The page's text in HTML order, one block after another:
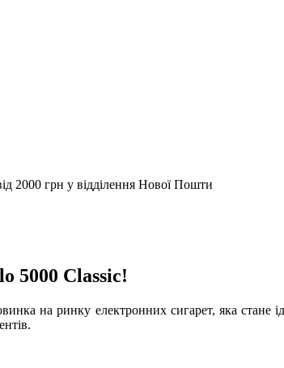
2000 грн у відділення Нової Пошти
5000 Classic!
на ринку електронних сигарет, яка стане